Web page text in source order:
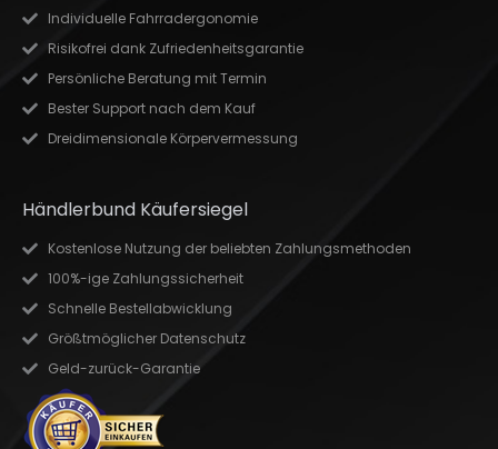
Individuelle Fahrradergonomie
Risikofrei dank Zufriedenheitsgarantie
Persönliche Beratung mit Termin
Bester Support nach dem Kauf
Dreidimensionale Körpervermessung
Händlerbund Käufersiegel
Kostenlose Nutzung der beliebten Zahlungsmethoden
100%-ige Zahlungssicherheit
Schnelle Bestellabwicklung
Größtmöglicher Datenschutz
Geld-zurück-Garantie